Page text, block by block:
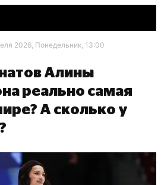
2026, Понедельник, 13:00
Алины
реально самая
А сколько у